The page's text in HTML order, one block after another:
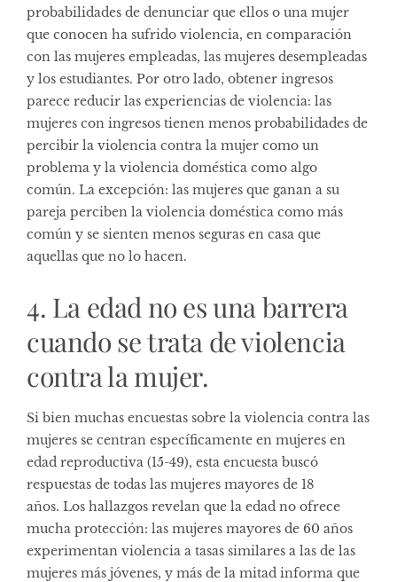
probabilidades de denunciar que ellos o una mujer
que conocen ha sufrido violencia, en comparación
con las mujeres empleadas, las mujeres desempleadas
y los estudiantes. Por otro lado, obtener ingresos
parece reducir las experiencias de violencia: las
mujeres con ingresos tienen menos probabilidades de
percibir la violencia contra la mujer como un
problema y la violencia doméstica como algo
común. La excepción: las mujeres que ganan a su
pareja perciben la violencia doméstica como más
común y se sienten menos seguras en casa que
aquellas que no lo hacen.
4. La edad no es una barrera
cuando se trata de violencia
contra la mujer.
Si bien muchas encuestas sobre la violencia contra las
mujeres se centran específicamente en mujeres en
edad reproductiva (15-49), esta encuesta buscó
respuestas de todas las mujeres mayores de 18
años. Los hallazgos revelan que la edad no ofrece
mucha protección: las mujeres mayores de 60 años
experimentan violencia a tasas similares a las de las
mujeres más jóvenes, y más de la mitad informa que